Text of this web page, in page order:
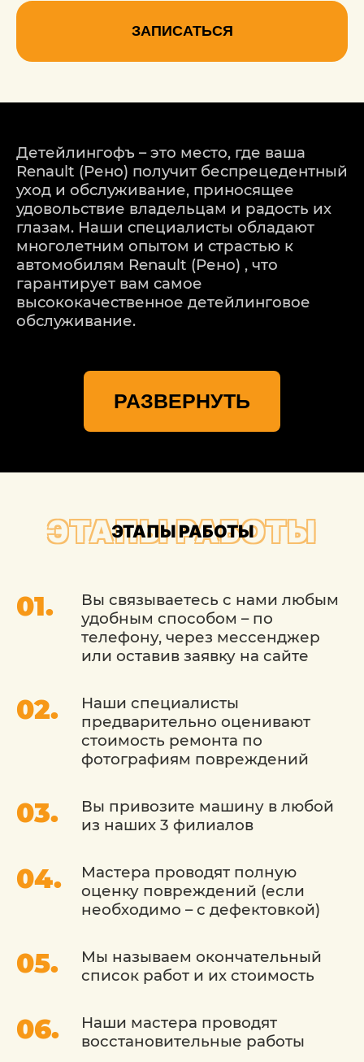
ЗАПИСАТЬСЯ
Детейлингофъ – это место, где ваша
Renault (Рено) получит беспрецедентный
уход и обслуживание, приносящее
удовольствие владельцам и радость их
глазам. Наши специалисты обладают
многолетним опытом и страстью к
автомобилям Renault (Рено) , что
гарантирует вам самое
высококачественное детейлинговое
обслуживание.
мы гордимся в Детейлингофъ, - это
индивидуальный подход к каждому
различаться. Поэтому перед началом
вами, чтобы понять ваши ожидания и
потребности. Мы учтем все ваши
пожелания, будь то полировка кузова,
При детейлинге Renault (Рено) мы
используем только высококачественные
средства и оборудование. Наша команда
даже мельчайшим деталям, чтобы
обеспечить безупречный результат. Мы
заботимся о том, чтобы ваш автомобиль
выглядел как новый, и продлеваем срок
РАЗВЕРНУТЬ
ЭТАПЫ РАБОТЫ
ЭТАПЫ РАБОТЫ
Вы связываетесь с нами любым
удобным способом – по
телефону, через мессенджер
или оставив заявку на сайте
Наши специалисты
предварительно оценивают
стоимость ремонта по
фотографиям повреждений
Вы привозите машину в любой
из наших 3 филиалов
Мастера проводят полную
оценку повреждений (если
необходимо – с дефектовкой)
Мы называем окончательный
список работ и их стоимость
Наши мастера проводят
восстановительные работы